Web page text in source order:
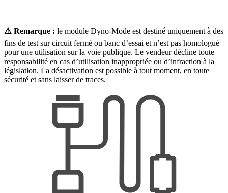
⚠️ Remarque : le module Dyno-Mode est destiné uniquement à des
fins de test sur circuit fermé ou banc d’essai et n’est pas homologué
pour une utilisation sur la voie publique. Le vendeur décline toute
responsabilité en cas d’utilisation inappropriée ou d’infraction à la
législation. La désactivation est possible à tout moment, en toute
sécurité et sans laisser de traces.